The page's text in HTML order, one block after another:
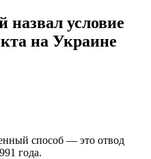
назвал условие
на Украине
способ — это отвод
года.